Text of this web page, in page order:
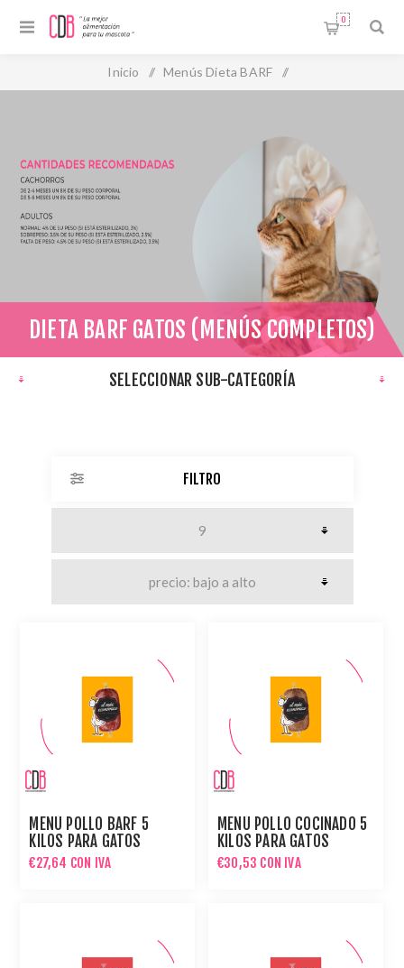
0
Inicio / Menús Dieta BARF /
DIETA BARF GATOS (MENÚS COMPLETOS)
SELECCIONAR SUB-CATEGORÍA
FILTRO
MENÚ POLLO BARF 5
KILOS PARA GATOS
€27,64 CON IVA
MENÚ POLLO COCINADO 5
KILOS PARA GATOS
€30,53 CON IVA